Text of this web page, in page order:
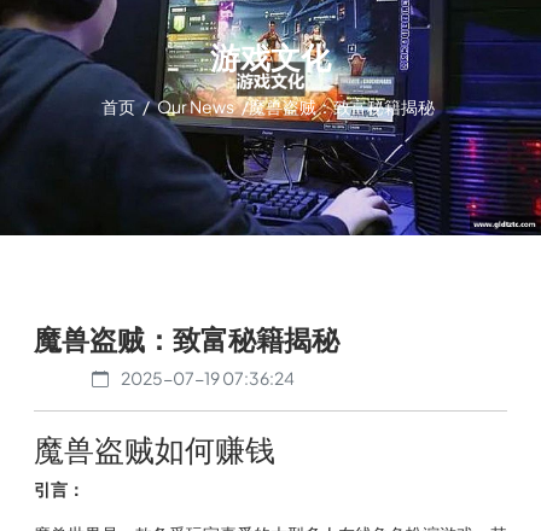
游戏文化
首页 / Our News /魔兽盗贼：致富秘籍揭秘
魔兽盗贼：致富秘籍揭秘
2025-07-19 07:36:24
魔兽盗贼如何赚钱
引言：